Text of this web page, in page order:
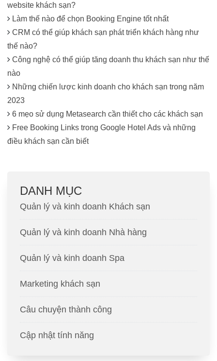
website khách sạn?
Làm thế nào để chọn Booking Engine tốt nhất
CRM có thể giúp khách sạn phát triển khách hàng như
thế nào?
Công nghệ có thể giúp tăng doanh thu khách sạn như thế
nào
Những chiến lược kinh doanh cho khách sạn trong năm
2023
6 mẹo sử dụng Metasearch cần thiết cho các khách sạn
Free Booking Links trong Google Hotel Ads và những
điều khách sạn cần biết
DANH MỤC
Quản lý và kinh doanh Khách sạn
Quản lý và kinh doanh Nhà hàng
Quản lý và kinh doanh Spa
Marketing khách sạn
Câu chuyện thành công
Cập nhật tính năng